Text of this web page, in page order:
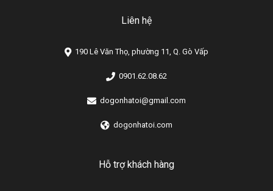
Liên hệ
190 Lê Văn Thọ, phường 11, Q. Gò Vấp
0901.62.08.62
dogonhatoi@gmail.com
dogonhatoi.com
Hỗ trợ khách hàng